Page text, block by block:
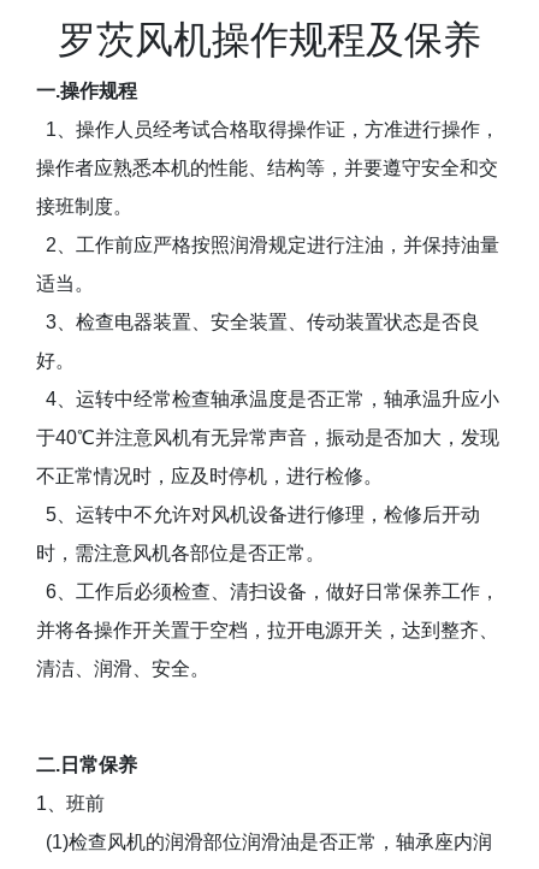
罗茨风机操作规程及保养
一.操作规程
1、操作人员经考试合格取得操作证，方准进行操作，
操作者应熟悉本机的性能、结构等，并要遵守安全和交
接班制度。
2、工作前应严格按照润滑规定进行注油，并保持油量
适当。
3、检查电器装置、安全装置、传动装置状态是否良
好。
4、运转中经常检查轴承温度是否正常，轴承温升应小
于40℃并注意风机有无异常声音，振动是否加大，发现
不正常情况时，应及时停机，进行检修。
5、运转中不允许对风机设备进行修理，检修后开动
时，需注意风机各部位是否正常。
6、工作后必须检查、清扫设备，做好日常保养工作，
并将各操作开关置于空档，拉开电源开关，达到整齐、
清洁、润滑、安全。
二.日常保养
1、班前
(1)检查风机的润滑部位润滑油是否正常，轴承座内润